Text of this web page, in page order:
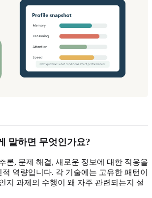
말하면 무엇인가요?
론, 문제 해결, 새로운 정보에 대한 적응을
역량입니다. 각 기술에는 고유한 패턴이
지 과제의 수행이 왜 자주 관련되는지 설